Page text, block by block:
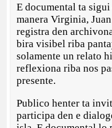
E documental ta
manera Virginia,
registra den
bira visibel riba
solamente un relato
reflexiona riba nos
presente.
Publico henter ta
participa den e